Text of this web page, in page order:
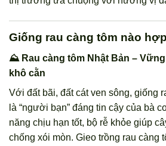
Giống rau càng tôm nào
⛰️ Rau càng tôm Nhật Bản –
khô cằn
Với đất bãi, đất cát ven sông, giống
là “người bạn” đáng tin cậy của bà
năng chịu hạn tốt, bộ rễ khỏe giúp
chống xói mòn. Gieo trồng rau càng